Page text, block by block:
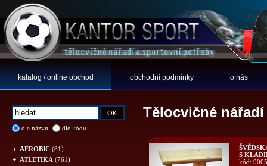
katalog / online obchod obchodní podmínky o nás
dle názvu dle kódu
AEROBIC (81)
ATLETIKA (761)
Tělocvičné nářadí
S
kód: 9005